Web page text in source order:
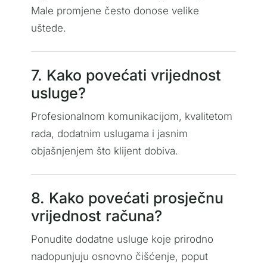
Male promjene često donose velike
uštede.
7. Kako povećati vrijednost
usluge?
Profesionalnom komunikacijom, kvalitetom
rada, dodatnim uslugama i jasnim
objašnjenjem što klijent dobiva.
8. Kako povećati prosječnu
vrijednost računa?
Ponudite dodatne usluge koje prirodno
nadopunjuju osnovno čišćenje, poput